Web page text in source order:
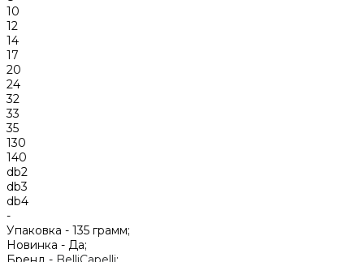
10
12
14
17
20
24
32
33
35
130
140
db2
db3
db4
-
Упаковка - 135 грамм;
Новинка - Да;